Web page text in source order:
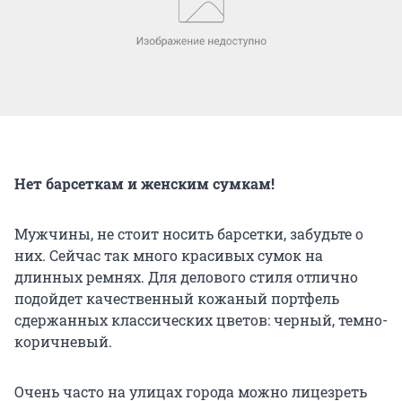
Нет барсеткам и женским сумкам!
Мужчины, не стоит носить барсетки, забудьте о
них. Сейчас так много красивых сумок на
длинных ремнях. Для делового стиля отлично
подойдет качественный кожаный портфель
сдержанных классических цветов: черный, темно-
коричневый.
Очень часто на улицах города можно лицезреть